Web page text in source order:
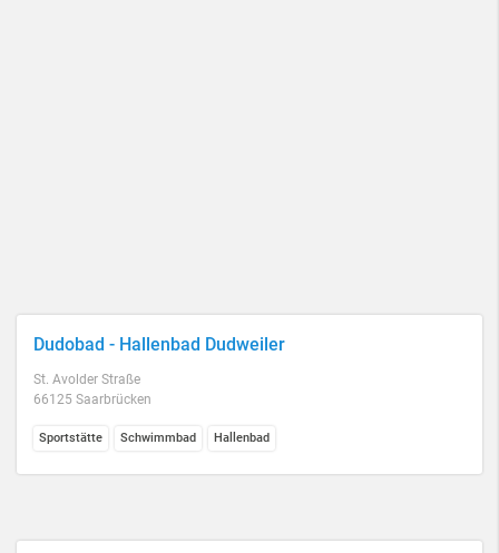
Dudobad - Hallenbad Dudweiler
St. Avolder Straße
66125 Saarbrücken
Sportstätte Schwimmbad Hallenbad